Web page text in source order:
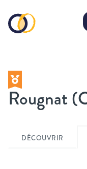
Rougnat
DÉCOUVRIR